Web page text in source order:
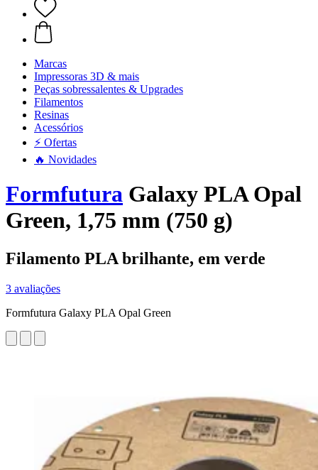
Marcas
Impressoras 3D & mais
Peças sobressalentes & Upgrades
Filamentos
Resinas
Acessórios
⚡ Ofertas
🔥 Novidades
Formfutura Galaxy PLA Opal
Green, 1,75 mm (750 g)
Filamento PLA brilhante, em verde
3 avaliações
Formfutura Galaxy PLA Opal Green